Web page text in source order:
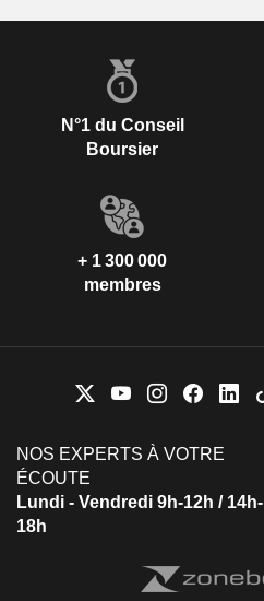
N°1 du Conseil
Boursier
+ 1 300 000
membres
NOS EXPERTS À VOTRE
ÉCOUTE
Lundi - Vendredi 9h-12h / 14h-
18h